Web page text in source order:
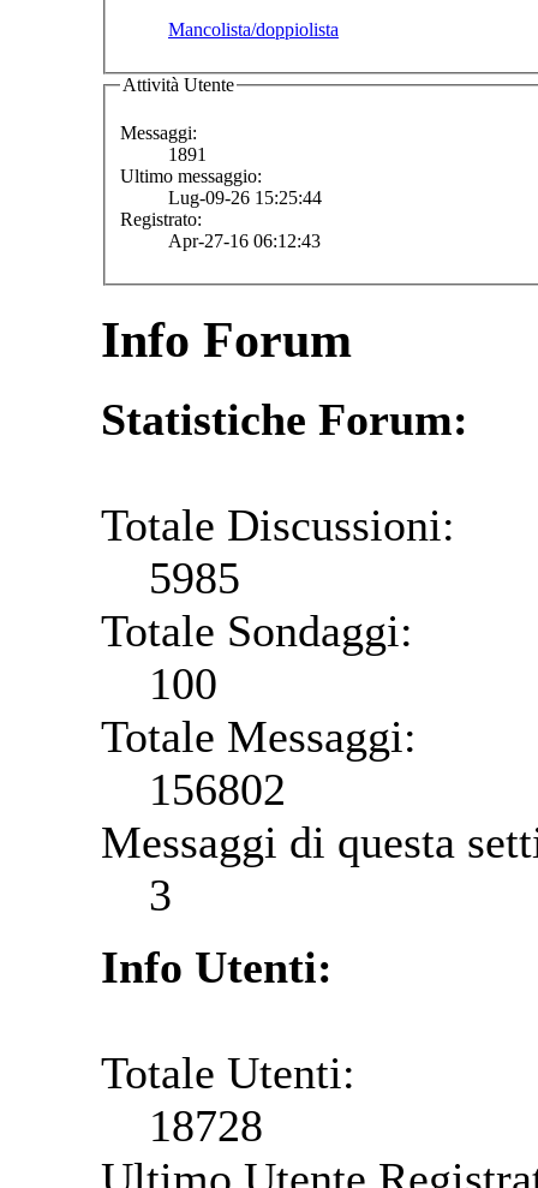
Mancolista/doppiolista
Attività Utente
Messaggi:
1891
Ultimo messaggio:
Lug-09-26 15:25:44
Registrato:
Apr-27-16 06:12:43
Info Forum
Statistiche Forum:
Totale Discussioni:
5985
Totale Sondaggi:
100
Totale Messaggi:
156802
Messaggi di questa
3
Info Utenti:
Totale Utenti:
18728